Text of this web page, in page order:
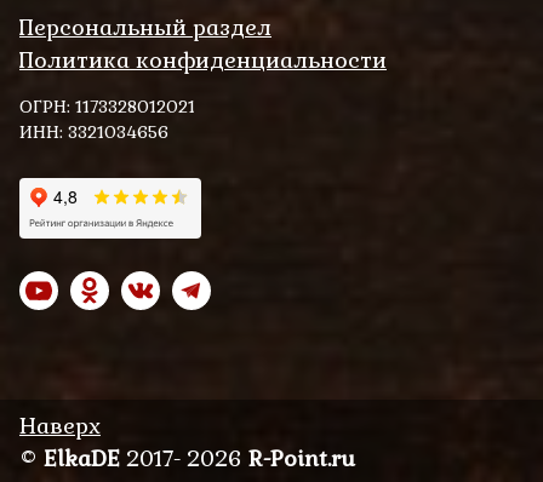
Персональный раздел
Политика конфиденциальности
ОГРН: 1173328012021
ИНН: 3321034656
Наверх
© ElkaDE 2017- 2026 R-Point.ru